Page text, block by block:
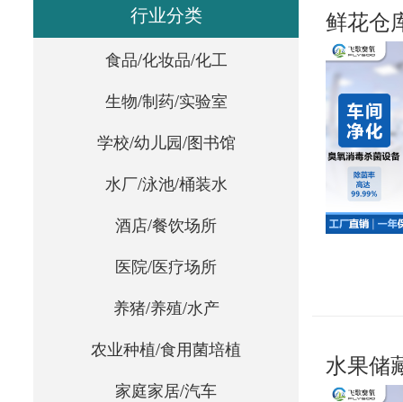
行业分类
食品/化妆品/化工
生物/制药/实验室
学校/幼儿园/图书馆
水厂/泳池/桶装水
酒店/餐饮场所
医院/医疗场所
养猪/养殖/水产
农业种植/食用菌培植
家庭家居/汽车
鲜花仓
水果储